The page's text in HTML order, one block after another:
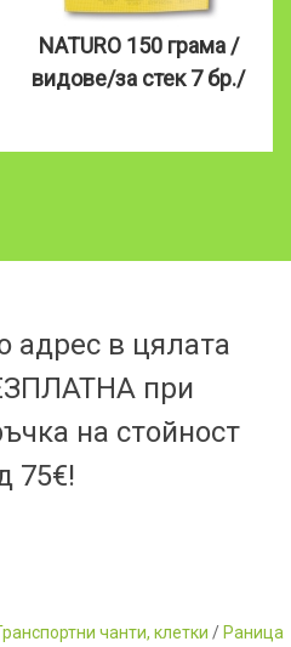
NATURO 150 грама /
видове/за стек 7 бр./
адрес в цялата
при
на стойност
75€!
чанти, клетки / Раница